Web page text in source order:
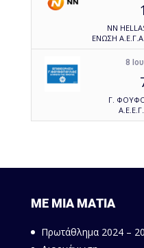
1
NN
ΕΝΩΣΗ
8
Γ.
ΜΕ ΜΙΑ ΜΑΤΙΑ
Πρωτάθλημα 2024 –